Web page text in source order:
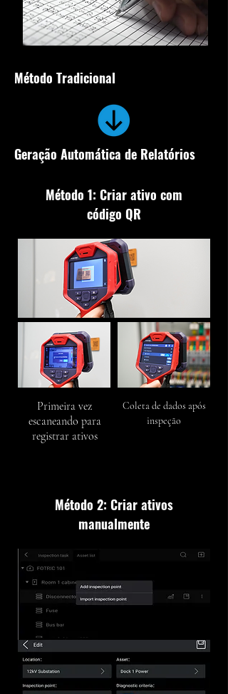
Método Tradicional
Geração Automática de Relatórios
Método 1: Criar ativo com
código QR
Primeira vez
escaneando para
registrar ativos
Coleta de dados após
inspeção
Método 2: Criar ativos
manualmente